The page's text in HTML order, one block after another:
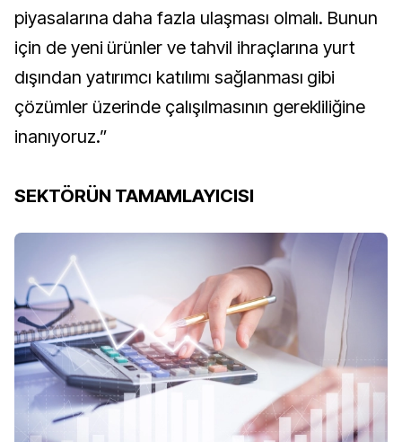
piyasalarına daha fazla ulaşması olmalı. Bunun
için de yeni ürünler ve tahvil ihraçlarına yurt
dışından yatırımcı katılımı sağlanması gibi
çözümler üzerinde çalışılmasının gerekliliğine
inanıyoruz.”
SEKTÖRÜN TAMAMLAYICISI